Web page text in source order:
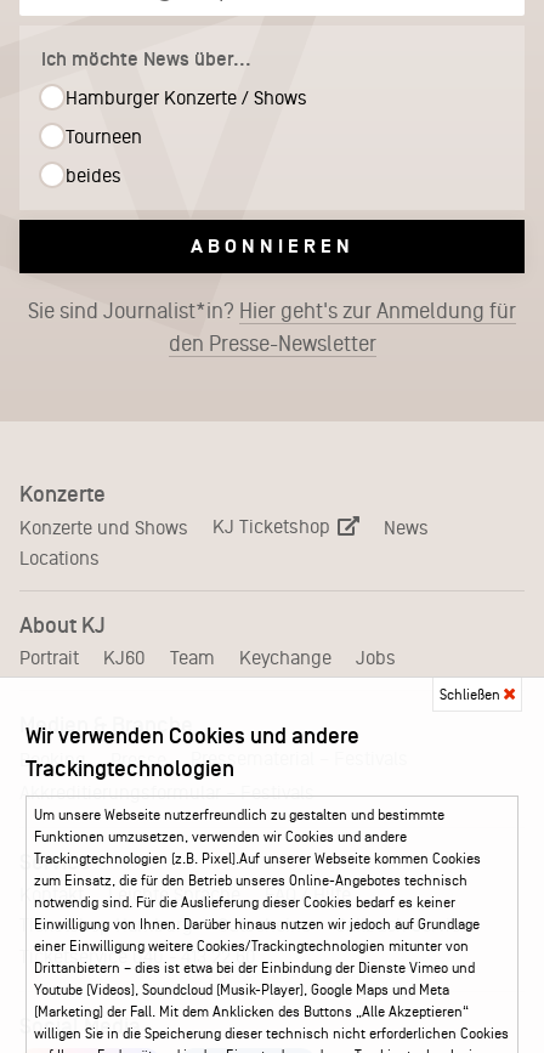
Ich möchte News über...
Hamburger Konzerte / Shows
Tourneen
beides
ABONNIEREN
Sie sind Journalist*in? Hier geht's zur Anmeldung für
den Presse-Newsletter
Konzerte
Konzerte und Shows KJ Ticketshop
News
Locations
About KJ
Portrait KJ60 Team Keychange Jobs
Medien & Branche
Booking Presse
Pressematerial – Festivals
Akkreditierungsformular – Festivals
Service
Kontakt Leichte Sprache
FAQ / Hilfe
Ticketshop Hamburg
Gutscheine
Callback-Service
Ticketservice 040 - 413 22 60
Social Media
Schließen
Wir verwenden Cookies und andere
Trackingtechnologien
Um unsere Webseite nutzerfreundlich zu gestalten und bestimmte
Funktionen umzusetzen, verwenden wir Cookies und andere
Trackingtechnologien (z.B. Pixel).Auf unserer Webseite kommen Cookies
zum Einsatz, die für den Betrieb unseres Online-Angebotes technisch
notwendig sind. Für die Auslieferung dieser Cookies bedarf es keiner
Einwilligung von Ihnen. Darüber hinaus nutzen wir jedoch auf Grundlage
einer Einwilligung weitere Cookies/Trackingtechnologien mitunter von
Drittanbietern – dies ist etwa bei der Einbindung der Dienste Vimeo und
Youtube (Videos), Soundcloud (Musik-Player), Google Maps und Meta
(Marketing) der Fall. Mit dem Anklicken des Buttons „Alle Akzeptieren“
willigen Sie in die Speicherung dieser technisch nicht erforderlichen Cookies